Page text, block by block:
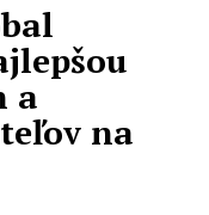
a
na